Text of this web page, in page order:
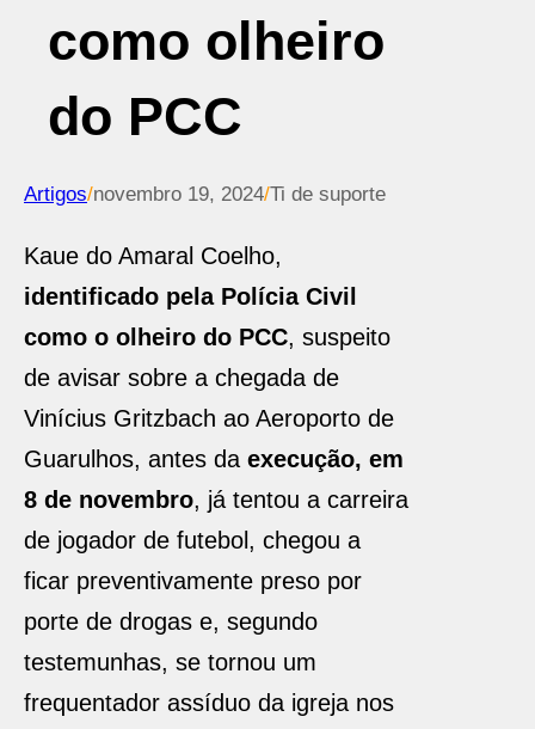
como olheiro
do PCC
Artigos/novembro 19, 2024/Ti de suporte
Kaue do Amaral Coelho,
identificado pela Polícia Civil
como o olheiro do PCC, suspeito
de avisar sobre a chegada de
Vinícius Gritzbach ao Aeroporto de
Guarulhos, antes da execução, em
8 de novembro, já tentou a carreira
de jogador de futebol, chegou a
ficar preventivamente preso por
porte de drogas e, segundo
testemunhas, se tornou um
frequentador assíduo da igreja nos